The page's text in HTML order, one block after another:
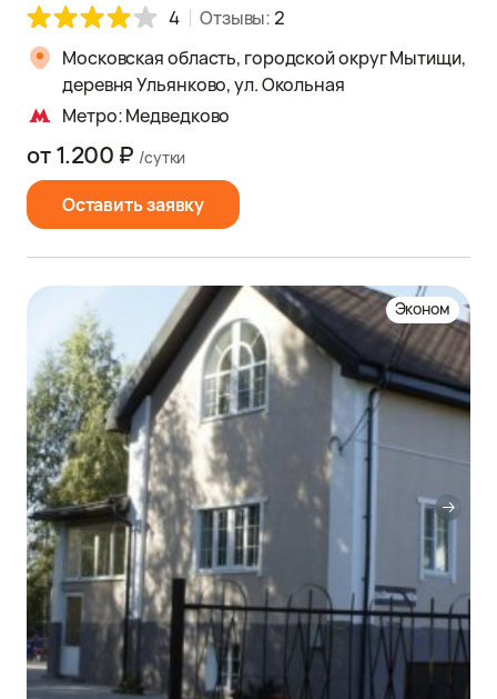
4 Отзывы: 2
Московская область, городской округ Мытищи,
деревня Ульянково, ул. Окольная
Метро: Медведково
Оставить заявку
от 1.200 ₽ /сутки
Эконом